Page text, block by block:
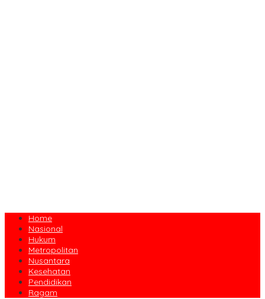
Home
Nasional
Hukum
Metropolitan
Nusantara
Kesehatan
Pendidikan
Ragam